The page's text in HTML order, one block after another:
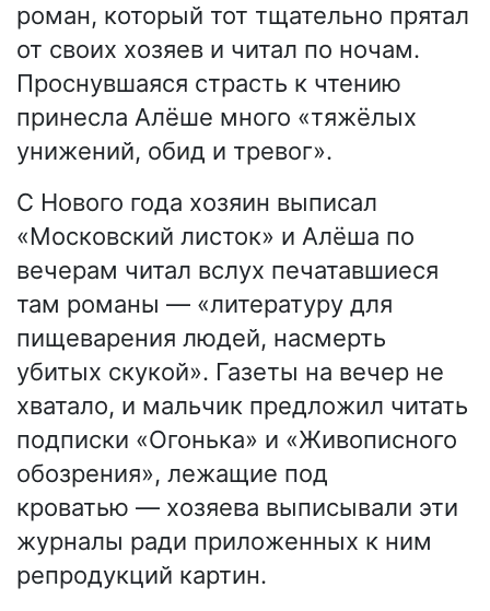
роман, который тот тщательно прятал
от своих хозяев и читал по ночам.
Проснувшаяся страсть к чтению
принесла Алёше много «тяжёлых
унижений, обид и тревог».
С Нового года хозяин выписал
«Московский листок» и Алёша по
вечерам читал вслух печатавшиеся
там романы — «литературу для
пищеварения людей, насмерть
убитых скукой». Газеты на вечер не
хватало, и мальчик предложил читать
подписки «Огонька» и «Живописного
обозрения», лежащие под
кроватью — хозяева выписывали эти
журналы ради приложенных к ним
репродукций картин.